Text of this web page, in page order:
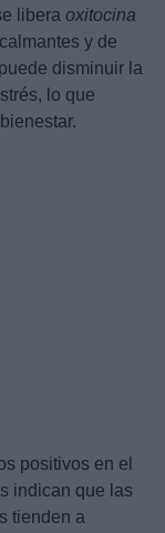
libera oxitocina
y de
disminuir la
lo que
positivos en el
indican que las
tienden a